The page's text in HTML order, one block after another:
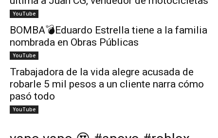
YouTube
BOMBA💣Eduardo Estrella tiene a la familia
nombrada en Obras Públicas
YouTube
Trabajadora de la vida alegre acusada de
robarle 5 mil pesos a un cliente narra cómo
pasó todo
YouTube